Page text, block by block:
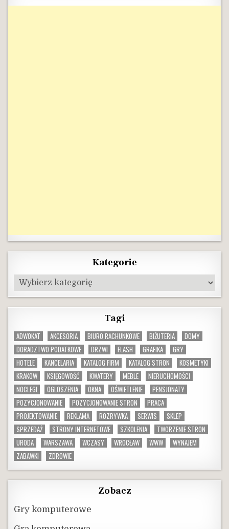
Kategorie
Kategorie
Tagi
ADWOKAT AKCESORIA BIURO RACHUNKOWE BIŻUTERIA
DOMY
DORADZTWO PODATKOWE
DRZWI FLASH GRAFIKA
GRY
HOTELE
KANCELARIA KATALOG FIRM KATALOG STRON
KOSMETYKI
KRAKOW
KSIĘGOWOŚĆ KWATERY MEBLE
NIERUCHOMOŚCI
NOCLEGI
OGLOSZENIA OKNA OŚWIETLENIE
PENSJONATY
POZYCJONOWANIE
POZYCJONOWANIE STRON
PRACA
PROJEKTOWANIE
REKLAMA ROZRYWKA SERWIS
SKLEP
SPRZEDAŻ
STRONY INTERNETOWE SZKOLENIA
TWORZENIE STRON
URODA
WARSZAWA WCZASY WROCŁAW WWW
WYNAJEM
ZABAWKI
ZDROWIE
Zobacz
Gry komputerowe